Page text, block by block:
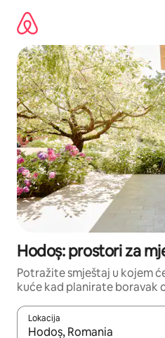
sadržaj
Hodoș: prostori za
Potražite smještaj u kojem
kuće kad planirate boravak
Lokacija
Kada budu dostupni